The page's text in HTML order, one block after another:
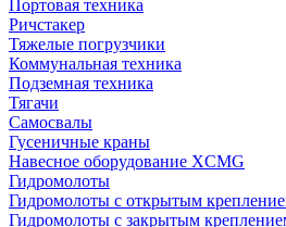
Портовая техника
Ричстакер
Тяжелые погрузчики
Коммунальная техника
Подземная техника
Тягачи
Самосвалы
Гусеничные краны
Навесное оборудование XCMG
Гидромолоты
Гидромолоты с открытым
Гидромолоты с закрытым